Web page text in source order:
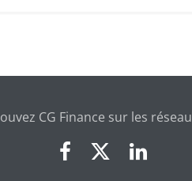
CG Finance sur les